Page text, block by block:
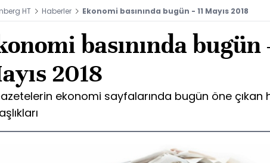
HT Haberler Ekonomi basınında bugün - 11 Mayıs 2018
basınında bugün
2018
ekonomi sayfalarında bugün öne çıkan